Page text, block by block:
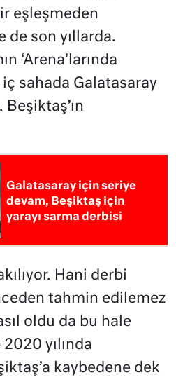
eşleşmeden
de son yıllarda.
‘Arena’larında
sahada Galatasaray
Galatasaray için seriye
devam, Beşiktaş için
yarayı sarma derbisi
Hani derbi
tahmin edilemez
oldu da bu hale
yılında
kaybedene dek